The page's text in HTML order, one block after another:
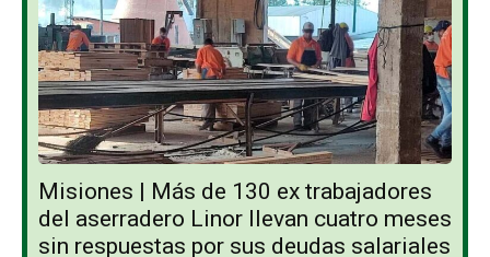
Misiones | Más de 130 ex trabajadores
del aserradero Linor llevan cuatro meses
sin respuestas por sus deudas salariales